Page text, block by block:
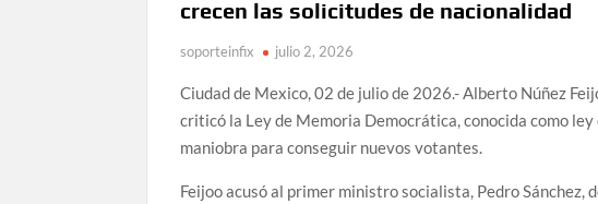
crecen las solicitudes de nacionalidad
soporteinfix julio 2, 2026
Ciudad de Mexico, 02 de julio de 2026.- Alberto Núñez
criticó la Ley de Memoria Democrática, conocida como
maniobra para conseguir nuevos votantes.
Feijoo acusó al primer ministro socialista, Pedro